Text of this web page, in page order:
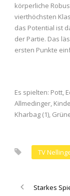
körperliche
vierthöchsten
das Potential ist
der Partie. Das
ersten Punkte
Es spielten: Pott,
Allmedinger,
Kharbag (1),
TV
Starkes